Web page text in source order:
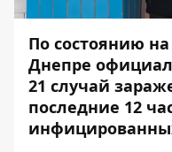
По состоянию на
Днепре
21 случай
последние 12